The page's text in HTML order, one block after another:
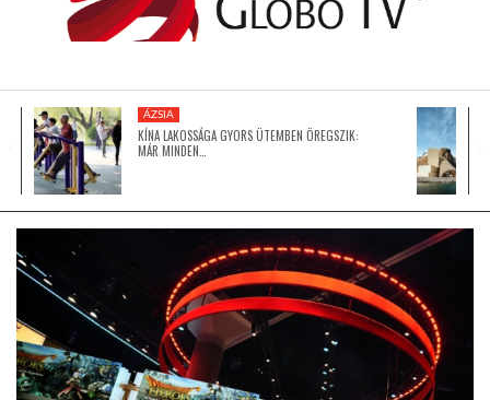
ÁZSIA
LATIN-AMERIKA
KÖZEL-KELET
ÁZSIA
KÍNA LAKOSSÁGA GYORS ÜTEMBEN ÖREGSZIK:
MÁR MINDEN…